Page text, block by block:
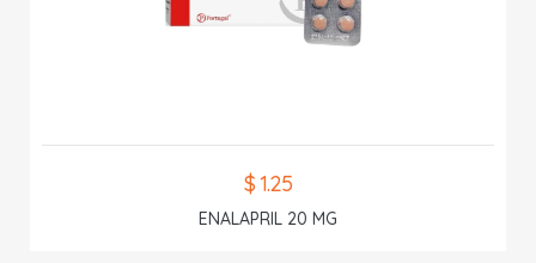
$ 1.25
ENALAPRIL 20 MG